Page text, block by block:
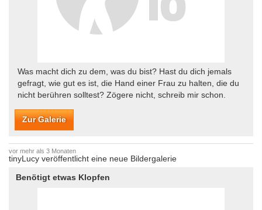
Was macht dich zu dem, was du bist? Hast du dich jemals
gefragt, wie gut es ist, die Hand einer Frau zu halten, die du
nicht berühren solltest? Zögere nicht, schreib mir schon.
Zur Galerie
vor mehr als 3 Monaten
tinyLucy veröffentlicht eine neue Bildergalerie
Benötigt etwas Klopfen